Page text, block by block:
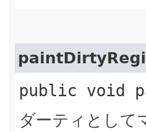
public void
ダーティとして